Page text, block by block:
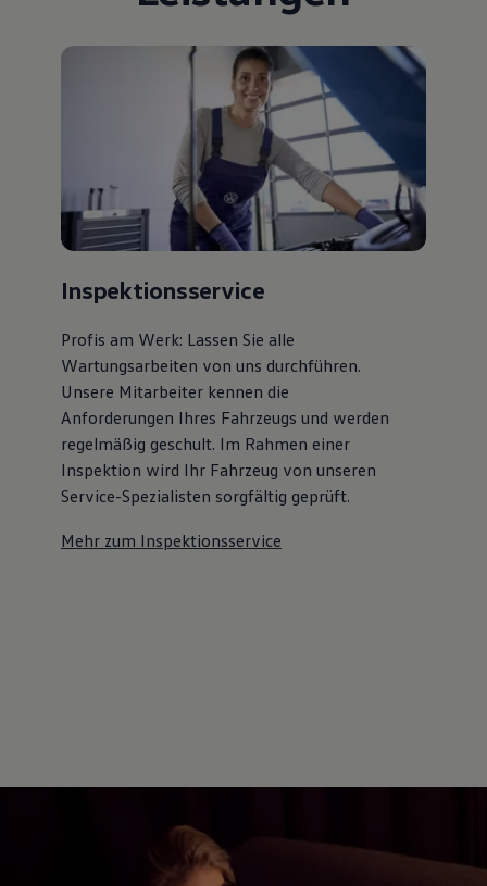
Inspektionsservice
Profis am Werk: Lassen Sie alle
Wartungsarbeiten von uns durchführen.
Unsere Mitarbeiter kennen die
Anforderungen Ihres Fahrzeugs und werden
regelmäßig geschult. Im Rahmen einer
Inspektion wird Ihr Fahrzeug von unseren
Service-Spezialisten sorgfältig geprüft.
Mehr zum Inspektionsservice